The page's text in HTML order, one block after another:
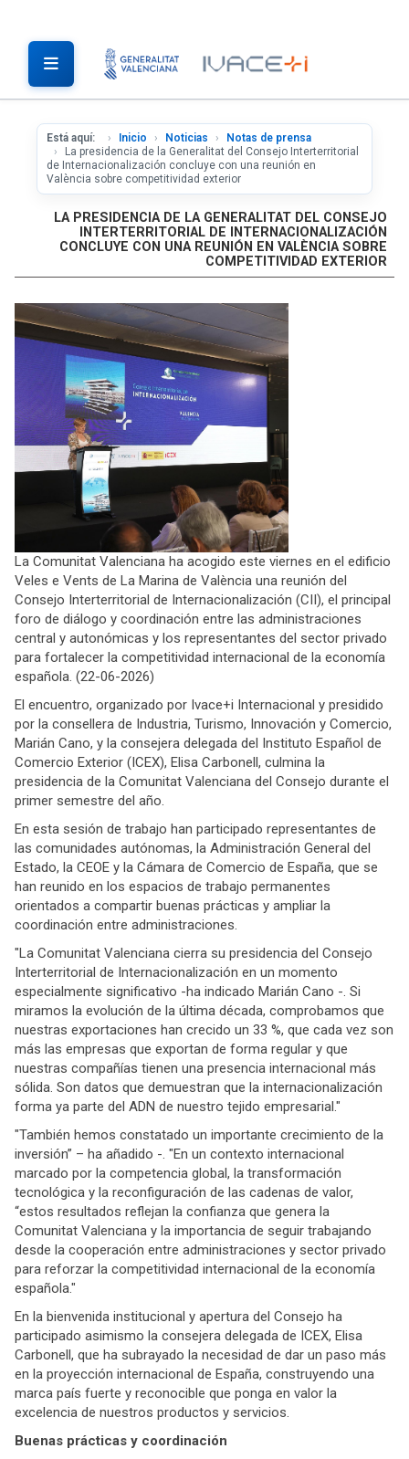
Está aquí: Inicio Noticias
Notas de prensa
La presidencia de la Generalitat del Consejo Interterritorial
de Internacionalización concluye con una reunión en
València sobre competitividad exterior
LA PRESIDENCIA DE LA GENERALITAT DEL CONSEJO
INTERTERRITORIAL DE INTERNACIONALIZACIÓN
CONCLUYE CON UNA REUNIÓN EN VALÈNCIA SOBRE
COMPETITIVIDAD EXTERIOR
La Comunitat Valenciana ha acogido este viernes en el edificio
Veles e Vents de La Marina de València una reunión del
Consejo Interterritorial de Internacionalización (CII), el principal
foro de diálogo y coordinación entre las administraciones
central y autonómicas y los representantes del sector privado
para fortalecer la competitividad internacional de la economía
española. (22-06-2026)
El encuentro, organizado por Ivace+i Internacional y presidido
por la consellera de Industria, Turismo, Innovación y Comercio,
Marián Cano, y la consejera delegada del Instituto Español de
Comercio Exterior (ICEX), Elisa Carbonell, culmina la
presidencia de la Comunitat Valenciana del Consejo durante el
primer semestre del año.
En esta sesión de trabajo han participado representantes de
las comunidades autónomas, la Administración General del
Estado, la CEOE y la Cámara de Comercio de España, que se
han reunido en los espacios de trabajo permanentes
orientados a compartir buenas prácticas y ampliar la
coordinación entre administraciones.
"La Comunitat Valenciana cierra su presidencia del Consejo
Interterritorial de Internacionalización en un momento
especialmente significativo -ha indicado Marián Cano -. Si
miramos la evolución de la última década, comprobamos que
nuestras exportaciones han crecido un 33 %, que cada vez son
más las empresas que exportan de forma regular y que
nuestras compañías tienen una presencia internacional más
sólida. Son datos que demuestran que la internacionalización
forma ya parte del ADN de nuestro tejido empresarial."
"También hemos constatado un importante crecimiento de la
inversión” – ha añadido -. "En un contexto internacional
marcado por la competencia global, la transformación
tecnológica y la reconfiguración de las cadenas de valor,
“estos resultados reflejan la confianza que genera la
Comunitat Valenciana y la importancia de seguir trabajando
desde la cooperación entre administraciones y sector privado
para reforzar la competitividad internacional de la economía
española."
En la bienvenida institucional y apertura del Consejo ha
participado asimismo la consejera delegada de ICEX, Elisa
Carbonell, que ha subrayado la necesidad de dar un paso más
en la proyección internacional de España, construyendo una
marca país fuerte y reconocible que ponga en valor la
excelencia de nuestros productos y servicios.
Buenas prácticas y coordinación